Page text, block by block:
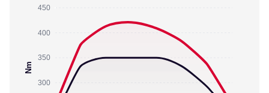
450
400
350
300
Nm